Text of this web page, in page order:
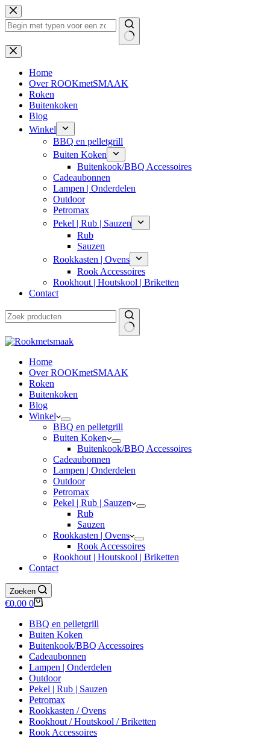
Ga
naar
de
Geen
resultaten
Home
Over ROOKmetSMAAK
Roken
Buitenkoken
Blog
Winkel
BBQ en pelletgrill
Buiten Koken
Buitenkook/BBQ Accessoires
Cadeaubonnen
Lampen | Onderdelen
Outdoor
Petromax
Pekel | Rub | Sauzen
Rub
Sauzen
Rookkasten | Ovens
Rook Accessoires
Rookhout | Houtskool | Briketten
Contact
Home
Over ROOKmetSMAAK
Roken
Buitenkoken
Blog
Winkel
BBQ en pelletgrill
Buiten Koken
Buitenkook/BBQ Accessoires
Cadeaubonnen
Lampen | Onderdelen
Outdoor
Petromax
Pekel | Rub | Sauzen
Rub
Sauzen
Rookkasten | Ovens
Rook Accessoires
Rookhout | Houtskool | Briketten
Contact
Zoeken
Winkelwagen
€0.00 0
BBQ en pelletgrill
Buiten Koken
Buitenkook/BBQ Accessoires
Cadeaubonnen
Lampen | Onderdelen
Outdoor
Pekel | Rub | Sauzen
Petromax
Rookkasten / Ovens
Rookhout / Houtskool / Briketten
Rook Accessoires